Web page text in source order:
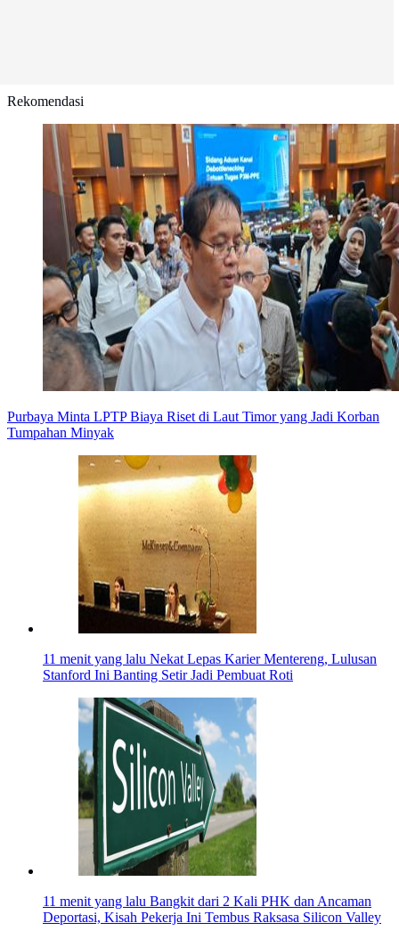
Rekomendasi
Purbaya Minta LPTP Biaya Riset di Laut Timor yang Jadi Korban
Tumpahan Minyak
11 menit yang lalu Nekat Lepas Karier Mentereng, Lulusan
Stanford Ini Banting Setir Jadi Pembuat Roti
11 menit yang lalu Bangkit dari 2 Kali PHK dan Ancaman
Deportasi, Kisah Pekerja Ini Tembus Raksasa Silicon Valley